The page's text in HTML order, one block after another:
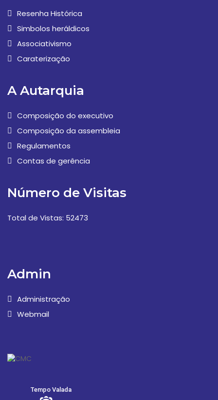
Resenha Histórica
Simbolos heráldicos
Associativismo
Caraterização
A Autarquia
Composição do executivo
Composição da assembleia
Regulamentos
Contas de gerência
Número de Visitas
Total de Vistas: 52473
Admin
Administração
Webmail